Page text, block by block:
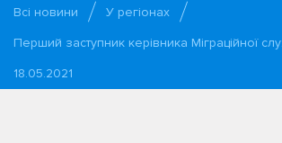
Всі новини
У регіонах
Перший заступник керівника Міграційної
18.05.2021